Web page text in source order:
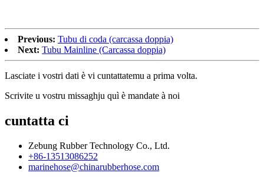
Previous: Tubu di coda (carcassa doppia)
Next: Tubu Mainline (Carcassa doppia)
Lasciate i vostri dati è vi cuntattatemu a prima volta.
Scrivite u vostru missaghju quì è mandate à noi
cuntatta ci
Zebung Rubber Technology Co., Ltd.
+86-13513086252
marinehose@chinarubberhose.com